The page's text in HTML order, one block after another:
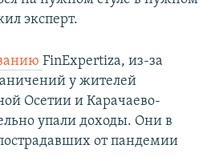
эксперт.
FinExpertiza, из-за
у жителей
Осетии и Карачаево-
упали доходы. Они в
от пандемии